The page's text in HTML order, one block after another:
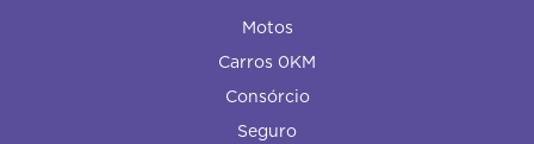
Motos
Carros 0KM
Consórcio
Seguro